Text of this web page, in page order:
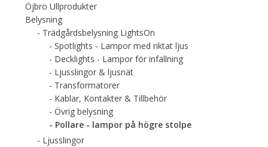
Öjbro Ullprodukter
Belysning
Trädgårdsbelysning LightsOn
Spotlights - Lampor med riktat ljus
Decklights - Lampor för infällning
Ljusslingor & ljusnät
Transformatorer
Kablar, Kontakter & Tillbehör
Övrig belysning
Pollare - lampor på högre stolpe
Ljusslingor